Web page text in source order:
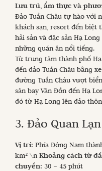
Lưu trú, ẩm thực và
Đảo Tuần Châu tự hào với
khách sạn, resort đến biệt
hải sản và đặc sản Hạ
những quán ăn nổi tiếng.
Từ trung tâm thành phố
đến đảo Tuần Châu bằng
đường Tuần Châu vượt
sân bay Vân Đồn đến Hạ
đó từ Hạ Long lên đảo
3. Đảo Quan Lạn
Vị trí: Phía Đông Nam
km² \nKhoảng cách từ
chuyển: 30 – 45 phút